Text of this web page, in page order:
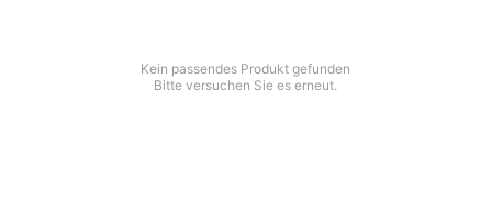
Kein passendes Produkt gefunden
Bitte versuchen Sie es erneut.